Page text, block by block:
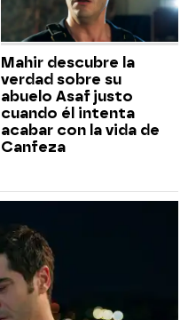
Mahir descubre la
verdad sobre su
abuelo Asaf justo
cuando él intenta
acabar con la vida de
Canfeza